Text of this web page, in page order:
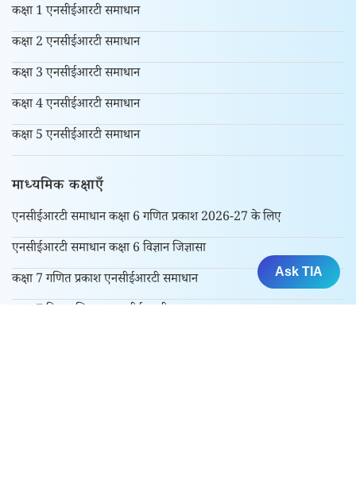
कक्षा 1 एनसीईआरटी समाधान
कक्षा 2 एनसीईआरटी समाधान
कक्षा 3 एनसीईआरटी समाधान
कक्षा 4 एनसीईआरटी समाधान
कक्षा 5 एनसीईआरटी समाधान
माध्यमिक कक्षाएँ
एनसीईआरटी समाधान कक्षा 6 गणित प्रकाश 2026-27 के लिए
एनसीईआरटी समाधान कक्षा 6 विज्ञान जिज्ञासा
कक्षा 7 गणित प्रकाश एनसीईआरटी समाधान
कक्षा 7 विज्ञान जिज्ञासा एनसीईआरटी समाधान
Ask TIA